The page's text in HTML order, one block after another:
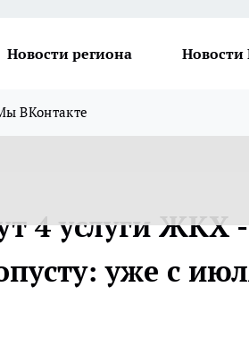
Новости региона Новости
ВКонтакте
4 услуги ЖКХ
уже с